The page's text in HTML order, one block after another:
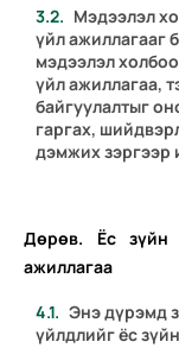
Мэдээлэл
үйл ажиллагааг
мэдээлэл
үйл ажиллагаа,
байгуулалтыг
гаргах,
дэмжих зэргээр
Дөрөв. Ёс зүйн
ажиллагаа
Энэ дүрэмд
үйлдлийг ёс